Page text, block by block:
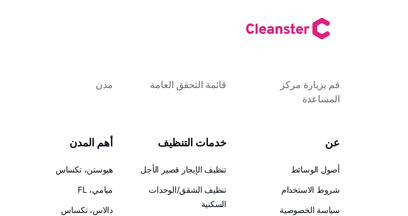
قم بزيارة مركز
المساعدة
قائمة التحقق العامة مدن
عن
أصول الوسائط
شروط الاستخدام
سياسة الخصوصية
خدمات التنظيف
تنظيف الإيجار قصير الأجل
تنظيف الشقق/الوحدات
السكنية
أهم المدن
هيوستن، تكساس
ميامي، FL
دالاس، تكساس